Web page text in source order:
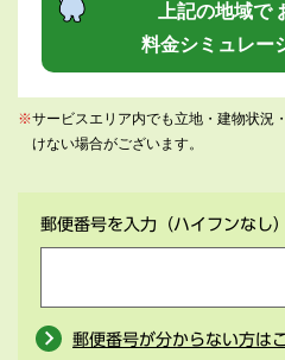
上記の地域で
料金シミュレー
※サービスエリア内でも立地・建物状況
けない場合がございます。
郵便番号を入力 （ハイフンなし）
郵便番号が分からない方は